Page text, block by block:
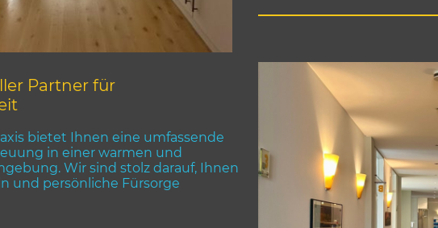
Partner für
bietet Ihnen eine umfassende
in einer warmen und
Wir sind stolz darauf, Ihnen
und persönliche Fürsorge